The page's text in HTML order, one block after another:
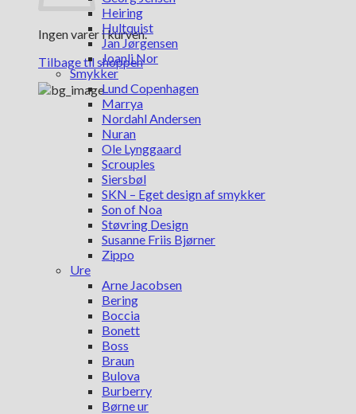
Ingen varer i kurven.
Tilbage til shoppen
Heiring
Hultquist
Jan Jørgensen
Joanli Nor
Smykker
Lund Copenhagen
Marrya
Nordahl Andersen
Nuran
Ole Lynggaard
Scrouples
Siersbøl
SKN – Eget design af smykker
Son of Noa
Støvring Design
Susanne Friis Bjørner
Zippo
Ure
Arne Jacobsen
Bering
Boccia
Bonett
Boss
Braun
Bulova
Burberry
Børne ur